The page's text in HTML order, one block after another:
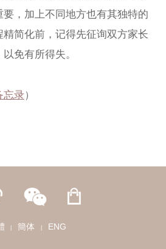
要，加上不同地方也有其独特的
简化前，记得先征询双方家长
免有所得失。
忘录）
簡体 ENG